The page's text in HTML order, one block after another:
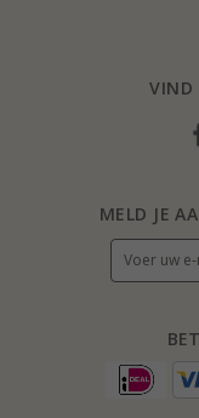
VIND
MELD JE